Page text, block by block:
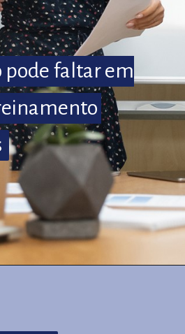
pode faltar em
pode faltar em